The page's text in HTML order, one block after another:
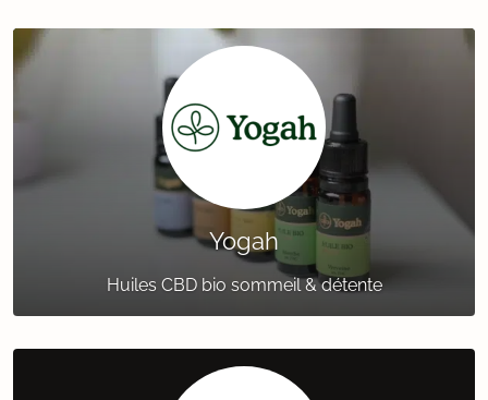
Yogah
Huiles CBD bio sommeil & détente